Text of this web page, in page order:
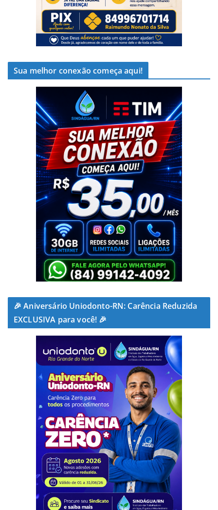
Sua melhor conexão começa aqui!
🎉 Aniversário Uniodonto-RN: Carência Reduzida
EXCLUSIVA para você! 🎉